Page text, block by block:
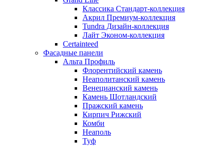
Классика Стандарт-коллекция
Акрил Премиум-коллекция
Tundra Дизайн-коллекция
Лайт Эконом-коллекция
Certainteed
Фасадные панели
Альта Профиль
Флорентийский камень
Неаполитанский камень
Венецианский камень
Камень Шотландский
Пражский камень
Кирпич Рижский
Комби
Неаполь
Туф